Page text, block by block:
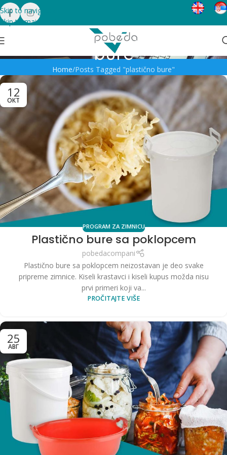
Skip to navigation
Skip to main content
Tag Archives: plastično
bure
Home Posts Tagged "plastično bure"
12
ОКТ
PROGRAM ZA ZIMNICU
Plastično bure sa poklopcem
pobedacompani
Plastično bure sa poklopcem neizostavan je deo svake
pripreme zimnice. Kiseli krastavci i kiseli kupus možda nisu
prvi primeri koji va...
PROČITAJTE VIŠE
25
АВГ